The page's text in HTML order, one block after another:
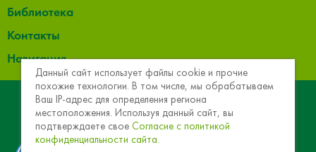
Библиотека
Контакты
Навигация
© 2013 - 2026 Эковер. Базальтовая теплоизоляция и
звукоизоляция
Данный сайт использует файлы cookie и прочие
похожие технологии. В том числе, мы обрабатываем
Ваш IP-адрес для определения региона
местоположения. Используя данный сайт, вы
подтверждаете свое Согласие с политикой
конфиденциальности сайта.